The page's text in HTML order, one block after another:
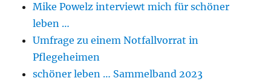
Mike Powelz interviewt mich für schöner
leben …
Umfrage zu einem Notfallvorrat in
Pflegeheimen
schöner leben … Sammelband 2023